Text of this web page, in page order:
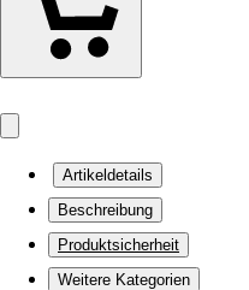
Artikeldetails
Beschreibung
Produktsicherheit
Weitere Kategorien